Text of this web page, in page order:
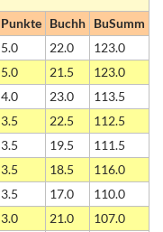
Punkte Buchh BuSumm
5.0 22.0
123.0
5.0 21.5
123.0
4.0 23.0
113.5
3.5 22.5
112.5
3.5 19.5
111.5
3.5 18.5
116.0
3.5 17.0
110.0
3.0 21.0
107.0